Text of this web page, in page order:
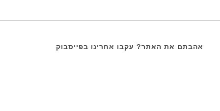
אהבתם את האתר? עקבו אחרינו בפייסבוק